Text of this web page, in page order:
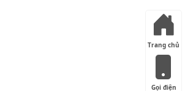
Trang chủ
Gọi điện